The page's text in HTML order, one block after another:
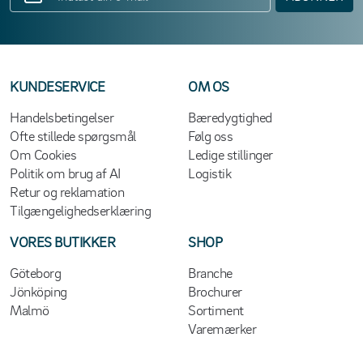
KUNDESERVICE
Handelsbetingelser
Ofte stillede spørgsmål
Om Cookies
Politik om brug af AI
Retur og reklamation
Tilgængelighedserklæring
OM OS
Bæredygtighed
Følg oss
Ledige stillinger
Logistik
VORES BUTIKKER
Göteborg
Jönköping
Malmö
SHOP
Branche
Brochurer
Sortiment
Varemærker